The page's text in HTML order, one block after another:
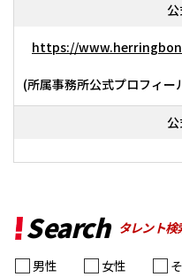
公
https://
(所属事務所公式プロフィー
Search タレント検
男性 女性